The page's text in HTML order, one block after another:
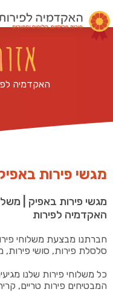
האקדמיה
מגשי פירות
מגשי פירות באפיק |
האקדמיה לפירות
חברתנו מבצעת משלוחי
סלסלת פירות, סושי פירות,
כל משלוחי פירות שלנו
המבטיחים פירות טריים,